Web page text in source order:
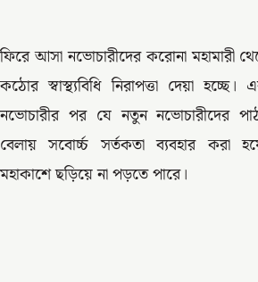
ফিরে আসা নভোচারীদের করোনা মহামারী
কঠোর স্বাস্থ্যবিধি নিরাপত্তা দেয়া
নভোচারীর পর যে নতুন নভোচারীদের
বেলায় সবোর্চ্চ সর্তকতা ব্যবহার করা
মহাকাশে ছড়িয়ে না পড়তে পারে।